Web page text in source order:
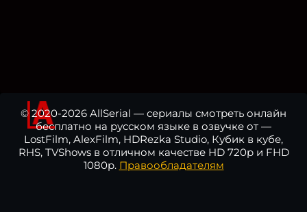
© 2020-2026 AllSerial — сериалы смотреть онлайн
бесплатно на русском языке в озвучке от —
LostFilm, AlexFilm, HDRezka Studio, Кубик в кубе,
RHS, TVShows в отличном качестве HD 720p и FHD
1080p. Правообладателям